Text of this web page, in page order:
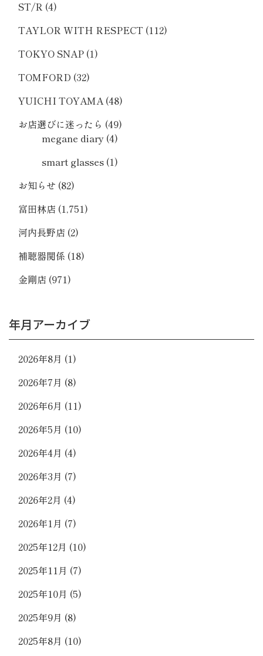
ST/R (4)
TAYLOR WITH RESPECT (112)
TOKYO SNAP (1)
TOMFORD (32)
YUICHI TOYAMA (48)
お店選びに迷ったら (49)
megane diary (4)
smart glasses (1)
お知らせ (82)
富田林店 (1,751)
河内長野店 (2)
補聴器関係 (18)
金剛店 (971)
年月アーカイブ
2026年8月 (1)
2026年7月 (8)
2026年6月 (11)
2026年5月 (10)
2026年4月 (4)
2026年3月 (7)
2026年2月 (4)
2026年1月 (7)
2025年12月 (10)
2025年11月 (7)
2025年10月 (5)
2025年9月 (8)
2025年8月 (10)